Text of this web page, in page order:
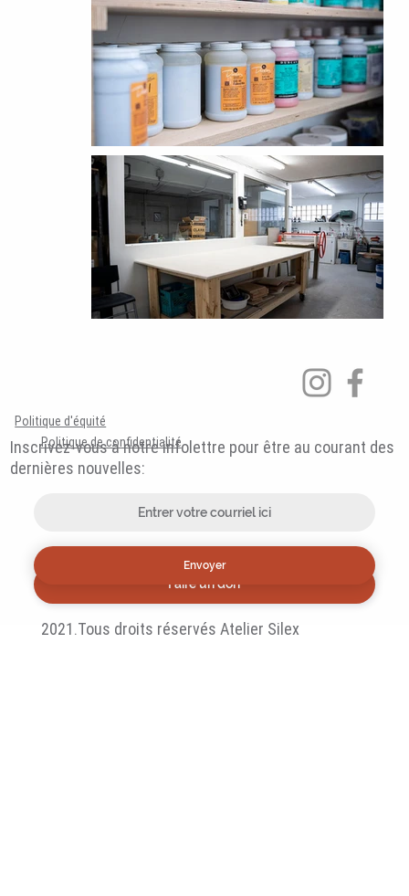
Faire un don
2021.Tous droits réservés Atelier Silex
Envoyer
Inscrivez-vous à notre infolettre pour être au courant des
dernières nouvelles:
Politique de confidentialité
Politique d'équité